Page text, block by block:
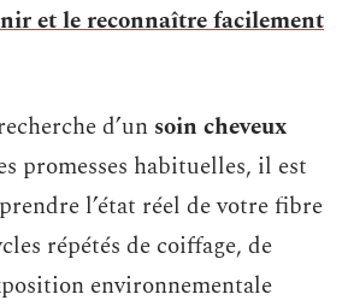
et le reconnaître facilement
d’un soin cheveux
promesses habituelles, il est
l’état réel de votre fibre
répétés de coiffage, de
environnementale